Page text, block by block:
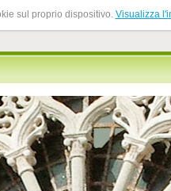
sul proprio dispositivo. Visualizza